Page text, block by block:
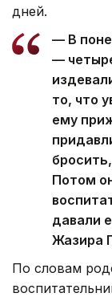
дней.
— В
—
то, что
ему
Потом
давали
Жазира
По словам